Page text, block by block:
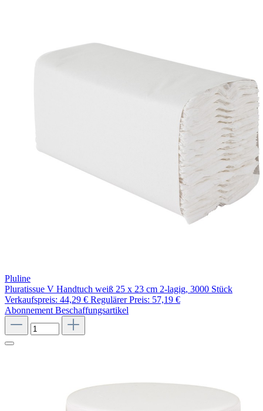
Pluline
Pluratissue V Handtuch weiß 25 x 23 cm 2-lagig, 3000 Stück
Verkaufspreis: 44,29 € Regulärer Preis: 57,19 €
Abonnement Beschaffungsartikel